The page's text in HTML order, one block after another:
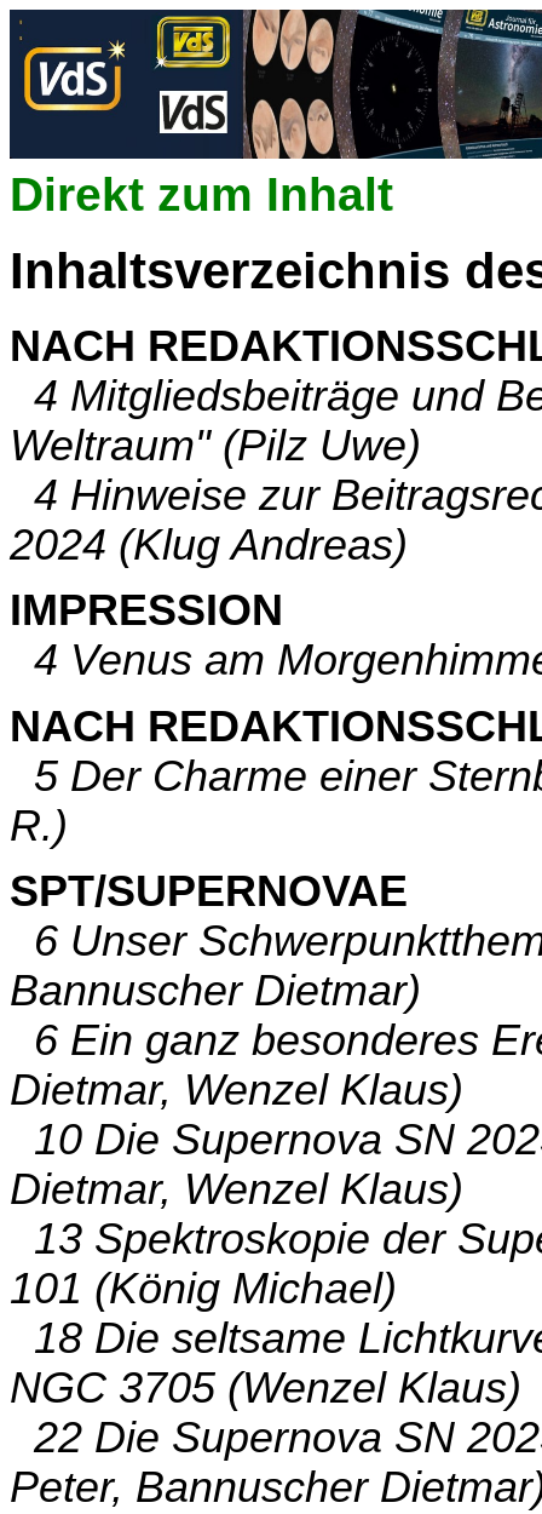
Direkt zum Inhalt
Inhaltsverzeichnis
NACH
4 Mitgliedsbeiträge und
Weltraum" (Pilz Uwe)
4 Hinweise zur
2024 (Klug Andreas)
IMPRESSION
4 Venus am
NACH
5 Der Charme einer
R.)
SPT/SUPERNOVAE
6 Unser
Bannuscher Dietmar)
6 Ein ganz besonderes
Dietmar, Wenzel Klaus)
10 Die Supernova SN
Dietmar, Wenzel Klaus)
13 Spektroskopie der
101 (König Michael)
18 Die seltsame
NGC 3705 (Wenzel Klaus)
22 Die Supernova SN
Peter, Bannuscher